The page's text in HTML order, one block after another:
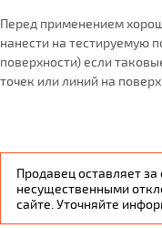
Перед применением
нанести на тестируемую
поверхности) если
точек или линий на
Продавец оставляет
несущественными
сайте. Уточняйте